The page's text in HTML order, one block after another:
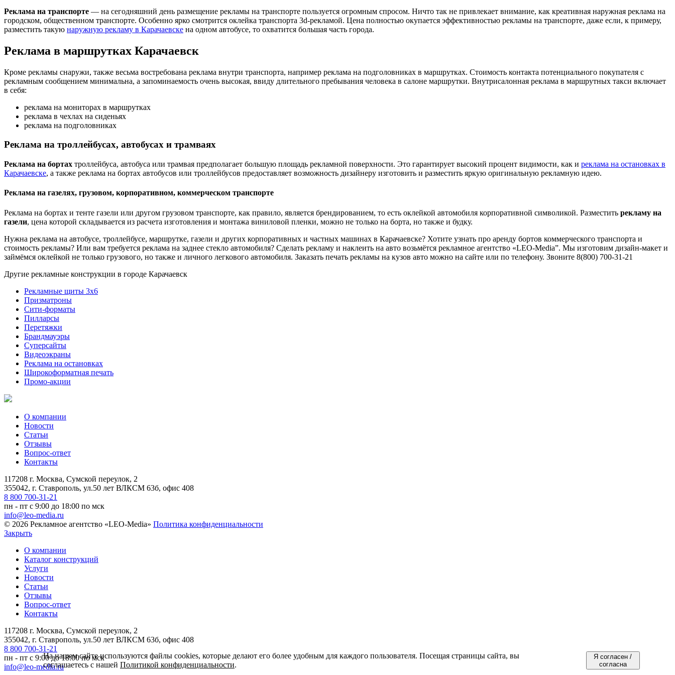
Реклама на транспорте — на сегодняшний день размещение рекламы на транспорте пользуется огромным спросом. Ничто так не привлекает внимание, как креативная наружная реклама на
городском, общественном транспорте. Особенно ярко смотрится оклейка транспорта 3d-рекламой. Цена полностью окупается эффективностью рекламы на транспорте, даже если, к примеру,
разместить такую наружную рекламу в Карачаевске на одном автобусе, то охватится большая часть города.
Реклама в маршрутках Карачаевск
Кроме рекламы снаружи, также весьма востребована реклама внутри транспорта, например реклама на подголовниках в маршрутках. Стоимость контакта потенциального покупателя с
рекламным сообщением минимальна, а запоминаемость очень высокая, ввиду длительного пребывания человека в салоне маршрутки. Внутрисалонная реклама в маршрутных такси включает
в себя:
реклама на мониторах в маршрутках
реклама в чехлах на сиденьях
реклама на подголовниках
Реклама на троллейбусах, автобусах и трамваях
Реклама на бортах троллейбуса, автобуса или трамвая предполагает большую площадь рекламной поверхности. Это гарантирует высокий процент видимости, как и реклама на остановках в
Карачаевске, а также реклама на бортах автобусов или троллейбусов предоставляет возможность дизайнеру изготовить и разместить яркую оригинальную рекламную идею.
Реклама на газелях, грузовом, корпоративном, коммерческом транспорте
Реклама на бортах и тенте газели или другом грузовом транспорте, как правило, является брендированием, то есть оклейкой автомобиля корпоративной символикой. Разместить рекламу на
газели, цена которой складывается из расчета изготовления и монтажа виниловой пленки, можно не только на борта, но также и будку.
Нужна реклама на автобусе, троллейбусе, маршрутке, газели и других корпоративных и частных машинах в Карачаевске? Хотите узнать про аренду бортов коммерческого транспорта и
стоимость рекламы? Или вам требуется реклама на заднее стекло автомобиля? Сделать рекламу и наклеить на авто возьмётся рекламное агентство «LEO-Media”. Мы изготовим дизайн-макет и
займёмся оклейкой не только грузового, но также и личного легкового автомобиля. Заказать печать рекламы на кузов авто можно на сайте или по телефону. Звоните 8(800) 700-31-21
Другие рекламные конструкции в городе Карачаевск
Рекламные щиты 3х6
Призматроны
Сити-форматы
Пилларсы
Перетяжки
Брандмауэры
Суперсайты
Видеоэкраны
Реклама на остановках
Широкоформатная печать
Промо-акции
О компании
Новости
Статьи
Отзывы
Вопрос-ответ
Контакты
117208 г. Москва, Сумской переулок, 2
355042, г. Ставрополь, ул.50 лет ВЛКСМ 63б, офис 408
8 800 700-31-21
пн - пт с 9:00 до 18:00 по мск
info@leo-media.ru
© 2026 Рекламное агентство «LEO-Media» Политика конфиденциальности
Закрыть
О компании
Каталог конструкций
Услуги
Новости
Статьи
Отзывы
Вопрос-ответ
Контакты
117208 г. Москва, Сумской переулок, 2
355042, г. Ставрополь, ул.50 лет ВЛКСМ 63б, офис 408
8 800 700-31-21
пн - пт с 9:00 до 18:00 по мск
info@leo-media.ru
На нашем сайте используются файлы cookies, которые делают его более удобным для каждого пользователя. Посещая страницы сайта, вы
соглашаетесь с нашей Политикой конфиденциальности.
Я согласен /
согласна